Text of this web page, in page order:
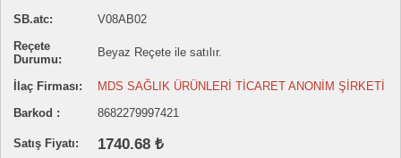
SB.atc:
V08AB02
Reçete
Durumu:
Beyaz Reçete ile satılır.
İlaç Firması:
MDS SAĞLIK ÜRÜNLERİ TİCARET ANONİM ŞİRKETİ
Barkod :
8682279997421
Satış Fiyatı: 1740.68 ₺